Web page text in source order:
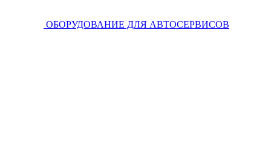
ОБОРУДОВАНИЕ ДЛЯ АВТОСЕРВИСОВ